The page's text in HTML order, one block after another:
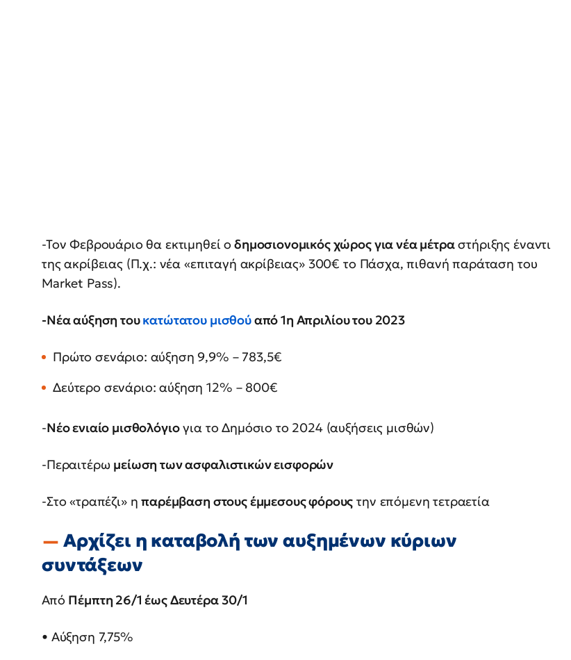
-Τον Φεβρουάριο θα εκτιμηθεί ο δημοσιονομικός χώρος για νέα μέτραστήριξης έναντι
της ακρίβειας (Π.χ.: νέα «επιταγή ακρίβειας» 300€ το Πάσχα, πιθανή παράταση του
Market Pass).
-Νέα αύξηση τουκατώτατου μισθούαπό 1η Απριλίου του 2023
Πρώτο σενάριο: αύξηση 9,9% – 783,5€
Δεύτερο σενάριο: αύξηση 12% – 800€
-Νέο ενιαίο μισθολόγιογια το Δημόσιο το 2024 (αυξήσεις μισθών)
-Περαιτέρω μείωση των ασφαλιστικών εισφορών
-Στο «τραπέζι» ηπαρέμβαση στους έμμεσους φόρους την επόμενη τετραετία
Αρχίζει η καταβολή των αυξημένων κύριων
συντάξεων
Από Πέμπτη 26/1 έως Δευτέρα 30/1
• Αύξηση 7,75%